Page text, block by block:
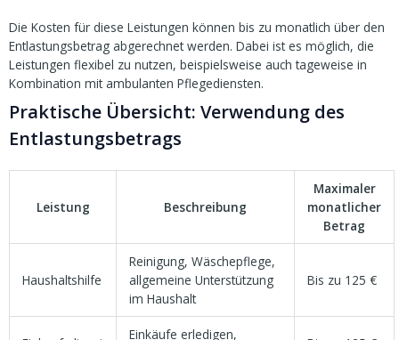
Die Kosten für diese Leistungen können bis zu monatlich über den
Entlastungsbetrag abgerechnet werden. Dabei ist es möglich, die
Leistungen flexibel zu nutzen, beispielsweise auch tageweise in
Kombination mit ambulanten Pflegediensten.
Praktische Übersicht: Verwendung des
Entlastungsbetrags
Leistung Beschreibung
Maximaler
monatlicher
Betrag
Haushaltshilfe
Reinigung, Wäschepflege,
allgemeine Unterstützung
im Haushalt
Bis zu 125 €
Einkäufe erledigen,